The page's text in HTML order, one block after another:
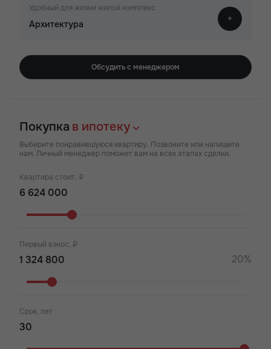
Удобный для жизни жилой комплекс
Архитектура
Обсудить с менеджером
Покупка в ипотеку
Выберите понравившуюся квартиру. Позвоните или напишите
нам. Личный менеджер поможет вам на всех этапах сделки.
Квартира стоит, ₽
Первый взнос, ₽
20%
Срок, лет